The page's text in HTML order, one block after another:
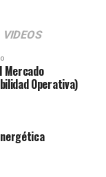
VIDEOS
Mercado
Operativa)